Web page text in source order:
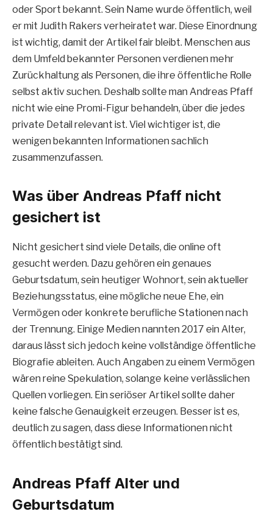
oder Sport bekannt. Sein Name wurde öffentlich, weil
er mit Judith Rakers verheiratet war. Diese Einordnung
ist wichtig, damit der Artikel fair bleibt. Menschen aus
dem Umfeld bekannter Personen verdienen mehr
Zurückhaltung als Personen, die ihre öffentliche Rolle
selbst aktiv suchen. Deshalb sollte man Andreas Pfaff
nicht wie eine Promi-Figur behandeln, über die jedes
private Detail relevant ist. Viel wichtiger ist, die
wenigen bekannten Informationen sachlich
zusammenzufassen.
Was über Andreas Pfaff nicht
gesichert ist
Nicht gesichert sind viele Details, die online oft
gesucht werden. Dazu gehören ein genaues
Geburtsdatum, sein heutiger Wohnort, sein aktueller
Beziehungsstatus, eine mögliche neue Ehe, ein
Vermögen oder konkrete berufliche Stationen nach
der Trennung. Einige Medien nannten 2017 ein Alter,
daraus lässt sich jedoch keine vollständige öffentliche
Biografie ableiten. Auch Angaben zu einem Vermögen
wären reine Spekulation, solange keine verlässlichen
Quellen vorliegen. Ein seriöser Artikel sollte daher
keine falsche Genauigkeit erzeugen. Besser ist es,
deutlich zu sagen, dass diese Informationen nicht
öffentlich bestätigt sind.
Andreas Pfaff Alter und
Geburtsdatum